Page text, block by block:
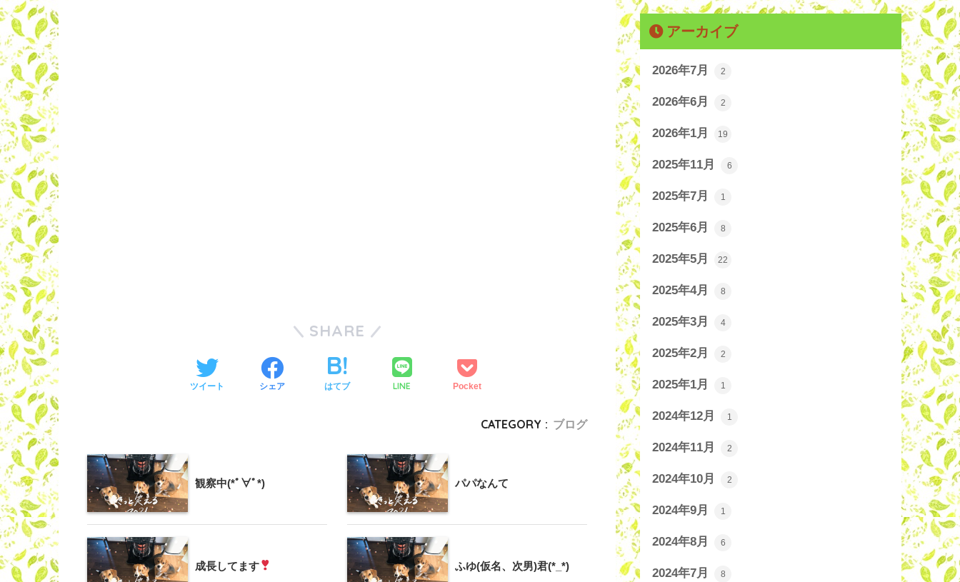
SHARE
ツイート シェア はてブ LINE Pocket
CATEGORY : ブログ
観察中(*ﾟ∀ﾟ*) パパなんて
成長してます ふゆ(仮名、次男)君(*_*)
アーカイブ
2026年7月 2
2026年6月 2
2026年1月 19
2025年11月 6
2025年7月 1
2025年6月 8
2025年5月 22
2025年4月 8
2025年3月 4
2025年2月 2
2025年1月 1
2024年12月 1
2024年11月 2
2024年10月 2
2024年9月 1
2024年8月 6
2024年7月 8